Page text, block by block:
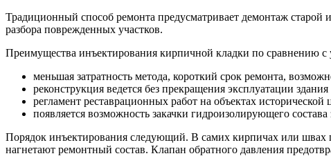
Традиционный способ ремонта предусматривает демонтаж старой
разбора поврежденных участков.
Преимущества инъектирования кирпичной кладки по сравнению с
меньшая затратность метода, короткий срок ремонта,
реконструкция ведется без прекращения эксплуатации
регламент реставрационных работ на объектах
появляется возможность закачки гидроизолирующего
Порядок инъектирования следующий. В самих кирпичах или
нагнетают ремонтный состав. Клапан обратного давления